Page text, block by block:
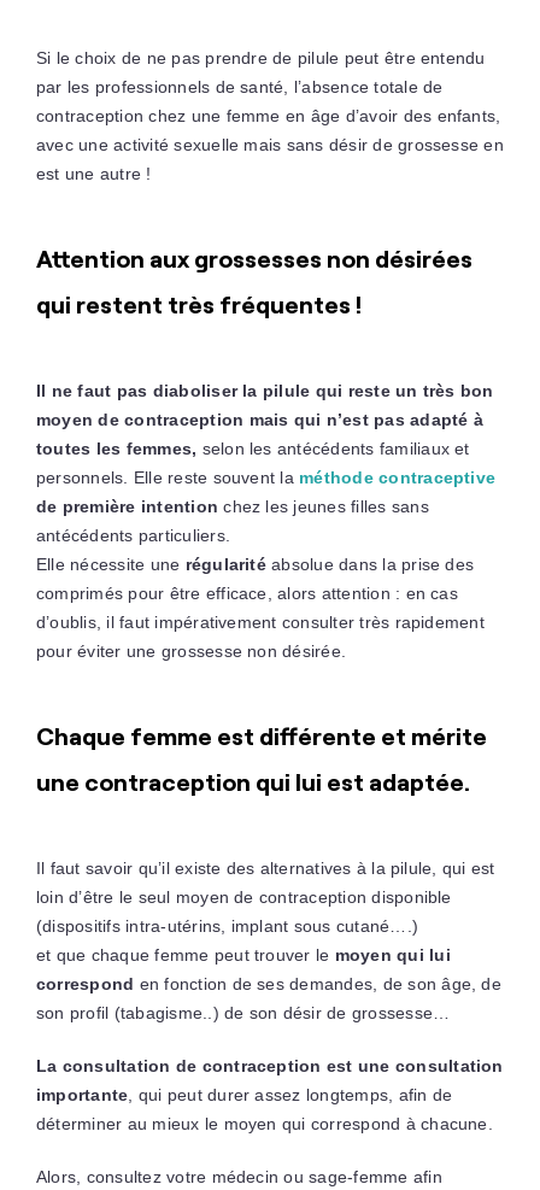
Si le choix de ne pas prendre de pilule peut être entendu
par les professionnels de santé, l’absence totale de
contraception chez une femme en âge d’avoir des enfants,
avec une activité sexuelle mais sans désir de grossesse en
est une autre !
Attention aux grossesses non désirées
qui restent très fréquentes !
Il ne faut pas diaboliser la pilule qui reste un très bon
moyen de contraception mais qui n’est pas adapté à
toutes les femmes, selon les antécédents familiaux et
personnels. Elle reste souvent la méthode contraceptive
de première intention chez les jeunes filles sans
antécédents particuliers.
Elle nécessite une régularitéabsolue dans la prise des
comprimés pour être efficace, alors attention : en cas
d’oublis, il faut impérativement consulter très rapidement
pour éviter une grossesse non désirée.
Chaque femme est différente et mérite
une contraception qui lui est adaptée.
Il faut savoir qu’il existe des alternatives à la pilule, qui est
loin d’être le seul moyen de contraception disponible
(dispositifs intra-utérins, implant sous cutané….)
et que chaque femme peut trouver le moyen qui lui
correspond en fonction de ses demandes, de son âge, de
son profil (tabagisme..) de son désir de grossesse…
La consultation de contraception est une consultation
importante , qui peut durer assez longtemps, afin de
déterminer au mieux le moyen qui correspond à chacune.
Alors, consultez votre médecin ou sage-femme afin